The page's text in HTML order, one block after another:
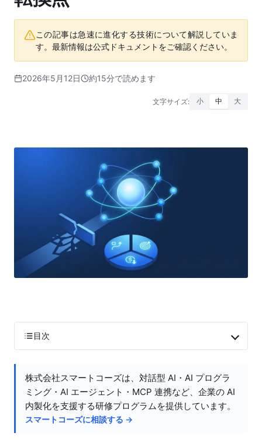
この記事は急速に進化する技術について解説していま
す。最新情報は公式ドキュメントをご確認ください。
2026年5月12日 約15分で読めます
文字サイズ: 小 中 大
目次
株式会社スマートコーズは、対話型 AI・AI プログラ
ミング・AI エージェント・MCP 連携など、企業の AI
内製化を支援する研修プログラムを提供しています。
スマートコーズに相談する →